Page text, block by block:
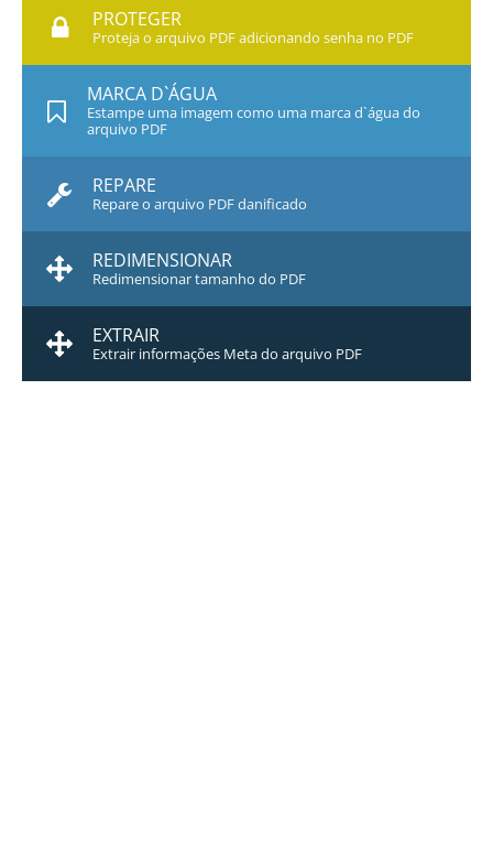
PROTEGER
Proteja o arquivo PDF adicionando senha no PDF
MARCA D`ÁGUA
Estampe uma imagem como uma marca d`água do
arquivo PDF
REPARE
Repare o arquivo PDF danificado
REDIMENSIONAR
Redimensionar tamanho do PDF
EXTRAIR
Extrair informações Meta do arquivo PDF